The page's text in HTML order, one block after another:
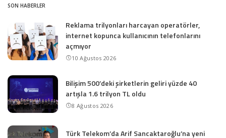
SON HABERLER
Reklama trilyonları harcayan operatörler,
internet kopunca kullanıcının telefonlarını
açmıyor
10 Ağustos 2026
Bilişim 500’deki şirketlerin geliri yüzde 40
artışla 1.6 trilyon TL oldu
8 Ağustos 2026
Türk Telekom’da Arif Sancaktaroğlu’na yeni